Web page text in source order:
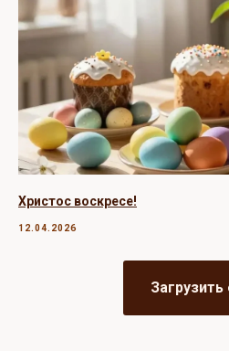
Христос воскресе!
12.04.2026